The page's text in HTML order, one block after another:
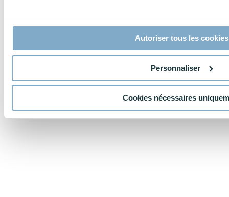
Autoriser tous les cookies
Personnaliser
Cookies nécessaires